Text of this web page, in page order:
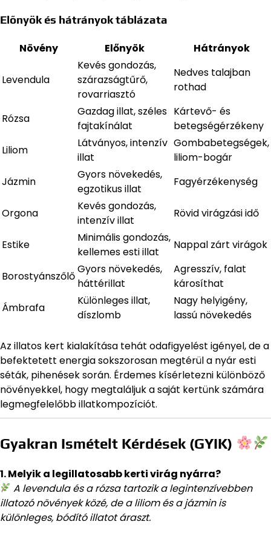
Előnyök és hátrányok táblázata
Növény Előnyök Hátrányok
Levendula
Kevés gondozás,
szárazságtűrő,
rovarriasztó
Nedves talajban
rothad
Rózsa
Gazdag illat, széles
fajtakínálat
Kártevő- és
betegségérzékeny
Liliom
Látványos, intenzív
illat
Gombabetegségek,
liliom-bogár
Jázmin
Gyors növekedés,
egzotikus illat
Fagyérzékenység
Orgona
Kevés gondozás,
intenzív illat
Rövid virágzási idő
Estike
Minimális gondozás,
kellemes esti illat
Nappal zárt virágok
Borostyánszőlő
Gyors növekedés,
háttérillat
Agresszív, falat
károsíthat
Ámbrafa
Különleges illat,
díszlomb
Nagy helyigény,
lassú növekedés
Az illatos kert kialakítása tehát odafigyelést igényel, de a
befektetett energia sokszorosan megtérül a nyár esti
séták, pihenések során. Érdemes kísérletezni különböző
növényekkel, hogy megtaláljuk a saját kertünk számára
legmegfelelőbb illatkompozíciót.
Gyakran Ismételt Kérdések (GYIK)
1. Melyik a legillatosabb kerti virág nyárra?
A levendula és a rózsa tartozik a legintenzívebben
illatozó növények közé, de a liliom és a jázmin is
különleges, bódító illatot áraszt.